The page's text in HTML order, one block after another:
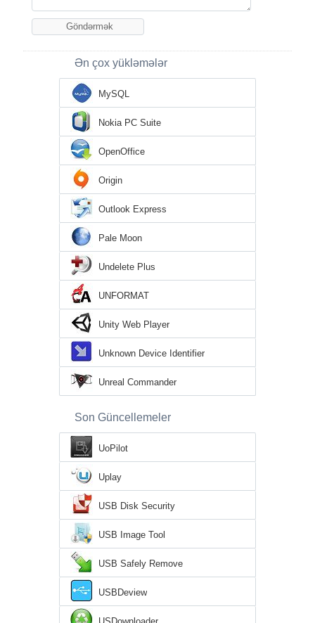
Ən çox yükləmələr
MySQL
Nokia PC Suite
OpenOffice
Origin
Outlook Express
Pale Moon
Undelete Plus
UNFORMAT
Unity Web Player
Unknown Device Identifier
Unreal Commander
Son Güncellemeler
UoPilot
Uplay
USB Disk Security
USB Image Tool
USB Safely Remove
USBDeview